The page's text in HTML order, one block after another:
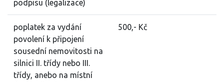
podpisu (legalizace)
poplatek za vydání
povolení k připojení
sousední nemovitosti na
silnici II. třídy nebo III.
třídy, anebo na místní
500,- Kč